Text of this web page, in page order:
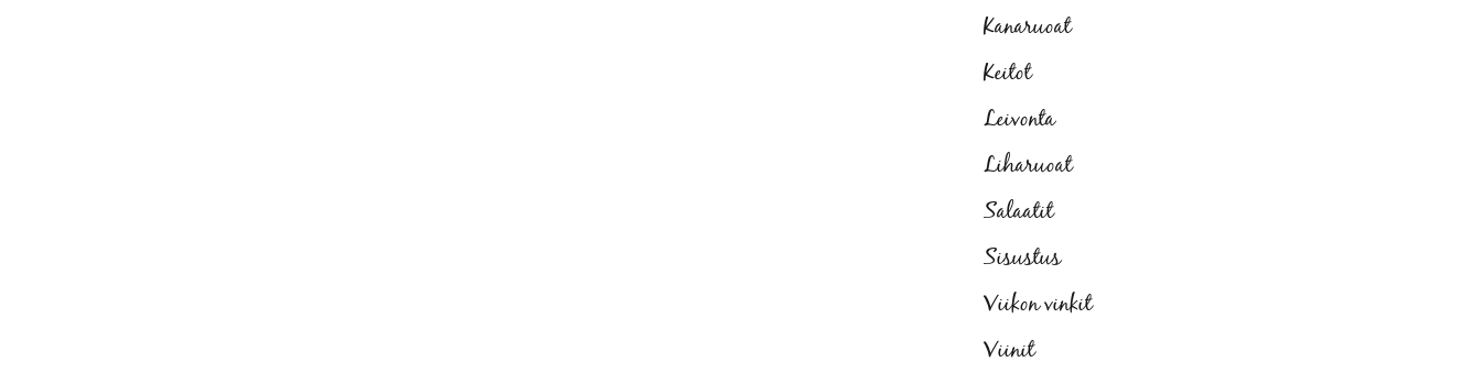
Kanaruoat
Keitot
Leivonta
Liharuoat
Salaatit
Sisustus
Viikon vinkit
Viinit